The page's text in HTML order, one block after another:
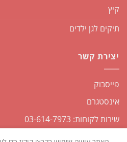
קיץ
תיקים לגן ילדים
יצירת קשר
פייסבוק
אינסטגרם
שירות לקוחות: 03-614-7973